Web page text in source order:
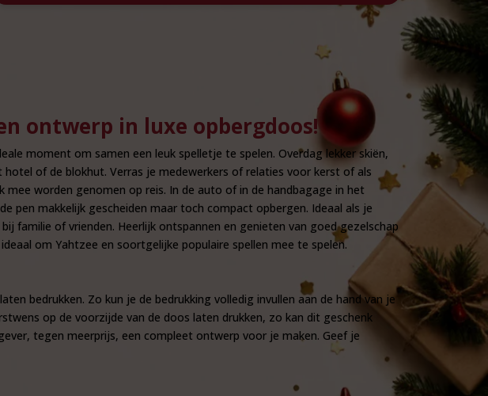
ontwerp in luxe opbergdoos!
moment om samen een leuk spelletje te spelen. Overdag lekker skiën,
of de blokhut. Verras je medewerkers of relaties voor kerst of als
worden genomen op reis. In de auto of in de handbagage in het
pen makkelijk gescheiden maar toch compact opbergen. Ideaal als je
familie of vrienden. Heerlijk ontspannen en genieten van goed gezelschap
om Yahtzee en soortgelijke populaire spellen mee te spelen.
bedrukken. Zo kun je de bedrukking volledig invullen aan de hand van je
op de voorzijde van de doos laten drukken, zo kan dit geschenk
tegen meerprijs, een compleet ontwerp voor je maken. Geef je